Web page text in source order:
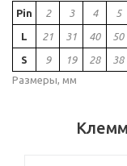
Pin 2 3 4 5
L 21 31 40 50
S 9 19 28 38
Размеры, мм